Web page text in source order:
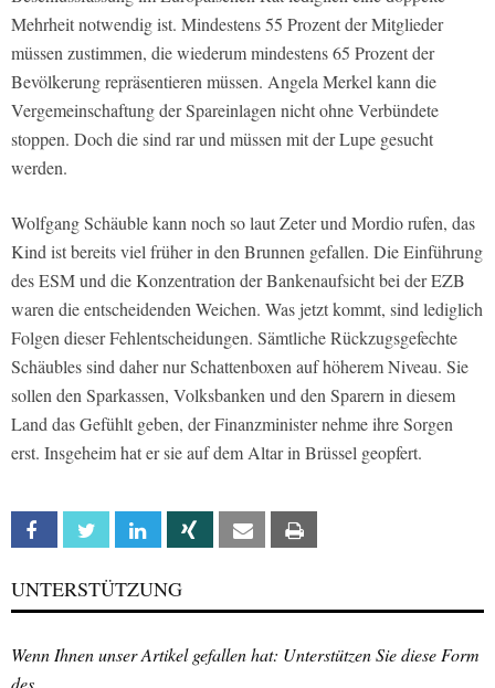
Mehrheit notwendig ist. Mindestens 55 Prozent der Mitglieder
müssen zustimmen, die wiederum mindestens 65 Prozent der
Bevölkerung repräsentieren müssen. Angela Merkel kann die
Vergemeinschaftung der Spareinlagen nicht ohne Verbündete
stoppen. Doch die sind rar und müssen mit der Lupe gesucht
werden.
Wolfgang Schäuble kann noch so laut Zeter und Mordio rufen, das
Kind ist bereits viel früher in den Brunnen gefallen. Die Einführung
des ESM und die Konzentration der Bankenaufsicht bei der EZB
waren die entscheidenden Weichen. Was jetzt kommt, sind lediglich
Folgen dieser Fehlentscheidungen. Sämtliche Rückzugsgefechte
Schäubles sind daher nur Schattenboxen auf höherem Niveau. Sie
sollen den Sparkassen, Volksbanken und den Sparern in diesem
Land das Gefühlt geben, der Finanzminister nehme ihre Sorgen
erst. Insgeheim hat er sie auf dem Altar in Brüssel geopfert.
Facebook Twitter Linkedin Xing Email
UNTERSTÜTZUNG
Wenn Ihnen unser Artikel gefallen hat: Unterstützen Sie diese Form
des